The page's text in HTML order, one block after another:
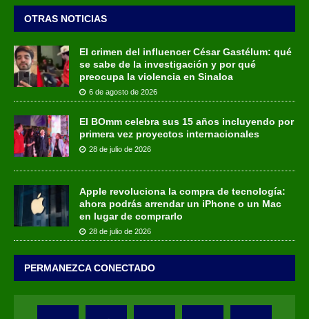
OTRAS NOTICIAS
El crimen del influencer César Gastélum: qué
se sabe de la investigación y por qué
preocupa la violencia en Sinaloa
6 de agosto de 2026
El BOmm celebra sus 15 años incluyendo por
primera vez proyectos internacionales
28 de julio de 2026
Apple revoluciona la compra de tecnología:
ahora podrás arrendar un iPhone o un Mac
en lugar de comprarlo
28 de julio de 2026
PERMANEZCA CONECTADO